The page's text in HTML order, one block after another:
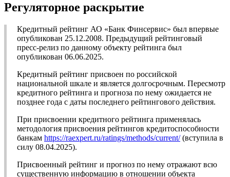
Регуляторное раскрытие
Кредитный рейтинг АО «Банк Финсервис» был впервые
опубликован 25.12.2008. Предыдущий рейтинговый
пресс-релиз по данному объекту рейтинга был
опубликован 06.06.2025.
Кредитный рейтинг присвоен по российской
национальной шкале и является долгосрочным. Пересмотр
кредитного рейтинга и прогноза по нему ожидается не
позднее года с даты последнего рейтингового действия.
При присвоении кредитного рейтинга применялась
методология присвоения рейтингов кредитоспособности
банкам https://raexpert.ru/ratings/methods/current/(вступила в
силу 08.04.2025).
Присвоенный рейтинг и прогноз по нему отражают всю
существенную информацию в отношении объекта